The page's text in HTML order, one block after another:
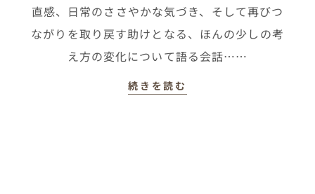
直感、日常のささやかな気づき、そして再びつ
ながりを取り戻す助けとなる、ほんの少しの考
え方の変化について語る会話……
続きを読む